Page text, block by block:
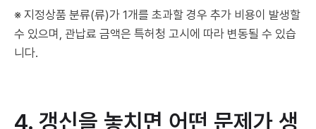
※ 지정상품 분류(류)가 1개를 초과할 경우 추가 비용이 발생할
수 있으며, 관납료 금액은 특허청 고시에 따라 변동될 수 있습
니다.
4. 갱신을 놓치면 어떤 문제가 생